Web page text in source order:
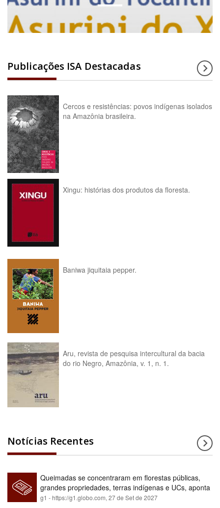
Publicações ISA Destacadas
Cercos e resistências: povos indígenas isolados
na Amazônia brasileira.
Xingu: histórias dos produtos da floresta.
Baniwa jiquitaia pepper.
Aru, revista de pesquisa intercultural da bacia
do rio Negro, Amazônia, v. 1, n. 1.
Notícias Recentes
Queimadas se concentraram em florestas públicas,
grandes propriedades, terras indígenas e UCs, aponta
relatório
g1 - https://g1.globo.com,27 de Set de 2027